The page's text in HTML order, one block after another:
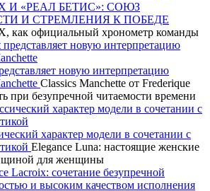
И «РЕАЛ БЕТИС»: СОЮЗ
И СТРЕМЛЕНИЯ К ПОБЕДЕ
как официальный хронометр команды
новую интерпретацию
Classics Manchette от Frederique
при безупречной читаемости времени
характер модели в сочетании с
Elegance Luna: настоящие женские
для женщины